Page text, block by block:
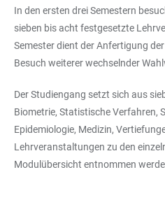
In den ersten drei Semestern
sieben bis acht festgesetzte
Semester dient der Anfertigung
Besuch weiterer wechselnder
Der Studiengang setzt sich aus
Biometrie, Statistische Verfahren,
Epidemiologie, Medizin,
Lehrveranstaltungen zu den
Modulübersicht entnommen